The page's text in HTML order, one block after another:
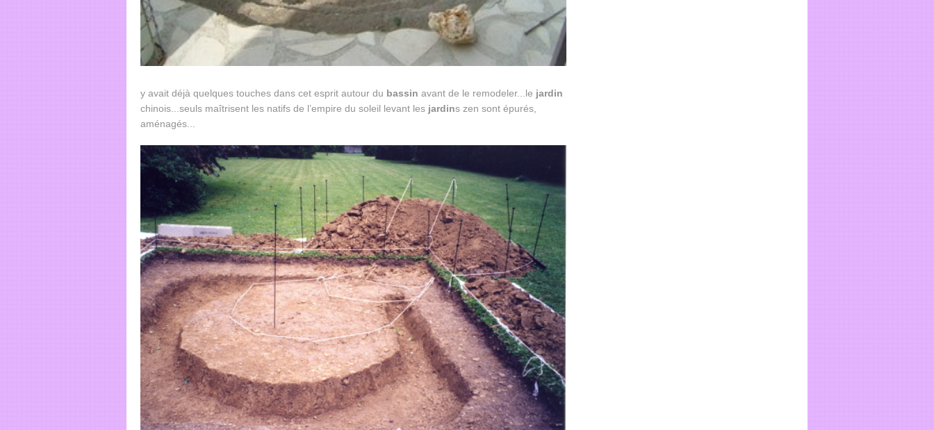
y avait déjà quelques touches dans cet esprit autour du bassin avant de le remodeler...le jardin
chinois...seuls maîtrisent les natifs de l’empire du soleil levant les jardins zen sont épurés,
aménagés...